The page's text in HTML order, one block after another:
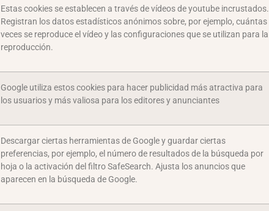
Estas cookies se establecen a través de vídeos de youtube incrustados.
Registran los datos estadísticos anónimos sobre, por ejemplo, cuántas
veces se reproduce el vídeo y las configuraciones que se utilizan para la
reproducción.
Google utiliza estos cookies para hacer publicidad más atractiva para
los usuarios y más valiosa para los editores y anunciantes
Descargar ciertas herramientas de Google y guardar ciertas
preferencias, por ejemplo, el número de resultados de la búsqueda por
hoja o la activación del filtro SafeSearch. Ajusta los anuncios que
aparecen en la búsqueda de Google.